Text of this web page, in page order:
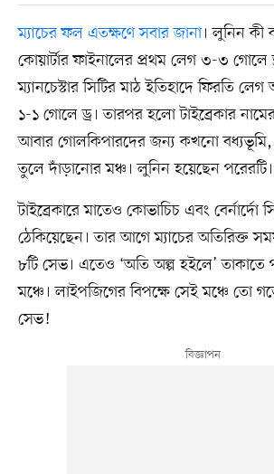
ম্যাচের ফল এতক্ষণে সবার জানা। লুনিন কী
কোয়ার্টার ফাইনালের প্রথম লেগ ৩-৩ গোলে
ম্যানচেস্টার সিটির মাঠ ইতিহাদে ফিরতি লেগ
১-১ গোলে ড্র। তারপর হলো টাইব্রেকার নামের
আবার গোলকিপারদের জন্য কখনো
তুলে দাঁড়ানোর মঞ্চ। লুনিন হয়েছেন পরেরটি।
টাইব্রেকারে মাতেও কোভাচিচ এবং বের্নার্দো
ঠেকিয়েছেন। তার আগে ম্যাচের অতিরিক্ত
৮টি সেভ। এতেও ‘অতি অল্প হইলে’
মঞ্চে। লাইপজিগের বিপক্ষে সেই মঞ্চে তো
সেভ!